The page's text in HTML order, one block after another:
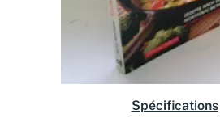
Spécifications